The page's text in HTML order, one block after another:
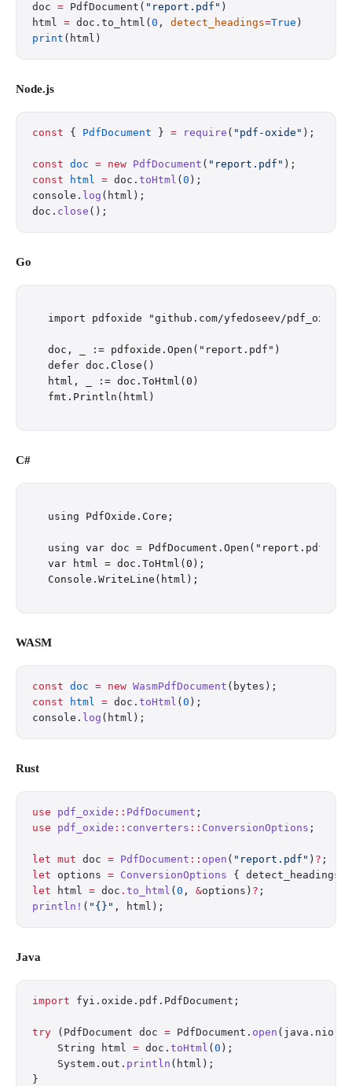
doc = PdfDocument( "report.pdf" )
html = doc.to_html( 0 , detect_headings=True )
print (html)
Node.js
const { PdfDocument } = require ( "pdf-oxide" );
const doc = new PdfDocument ( "report.pdf" );
const html = doc. toHtml ( 0 );
console. log (html);
doc. close ();
Go
import pdfoxide "github.com/yfedoseev/pdf_oxide/
doc, _ := pdfoxide.Open("report.pdf")
defer doc.Close()
html, _ := doc.ToHtml(0)
C#
using PdfOxide.Core;
using var doc = PdfDocument.Open("report.pdf");
var html = doc.ToHtml(0);
WASM
const doc = new WasmPdfDocument (bytes);
const html = doc. toHtml ( 0 );
console. log (html);
Rust
use pdf_oxide :: PdfDocument ;
use pdf_oxide :: converters :: ConversionOptions ;
let mut doc = PdfDocument :: open ( "report.pdf" ) ? ;
let options = ConversionOptions { detect_headings
let html = doc . to_html ( 0 , &options) ? ;
println! ( "{}" , html);
Java
import fyi.oxide.pdf.PdfDocument;
try (PdfDocument doc = PdfDocument. open
    String html
= doc. toHtml ( 0 );
    System.out.
println (html);
}